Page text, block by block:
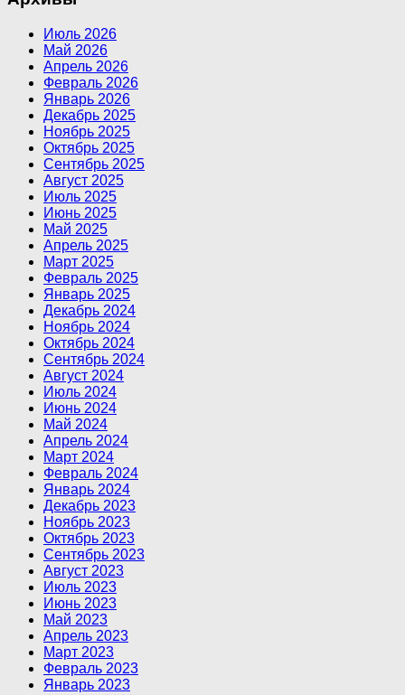
Июль 2026
Май 2026
Апрель 2026
Февраль 2026
Январь 2026
Декабрь 2025
Ноябрь 2025
Октябрь 2025
Сентябрь 2025
Август 2025
Июль 2025
Июнь 2025
Май 2025
Апрель 2025
Март 2025
Февраль 2025
Январь 2025
Декабрь 2024
Ноябрь 2024
Октябрь 2024
Сентябрь 2024
Август 2024
Июль 2024
Июнь 2024
Май 2024
Апрель 2024
Март 2024
Февраль 2024
Январь 2024
Декабрь 2023
Ноябрь 2023
Октябрь 2023
Сентябрь 2023
Август 2023
Июль 2023
Июнь 2023
Май 2023
Апрель 2023
Март 2023
Февраль 2023
Январь 2023